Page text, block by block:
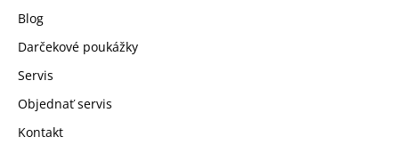
Blog
Darčekové poukážky
Servis
Objednať servis
Kontakt